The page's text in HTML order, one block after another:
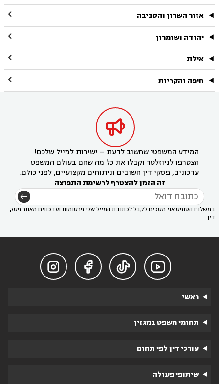
אזור השרון והסביבה 
יהודה ושומרון 
אילת 
חיפה והקריות 

המידע המשפטי שחשוב לדעת – ישירות למייל שלכם!
הצטרפו לניוזלטר וקבלו את כל מה שחם בעולם המשפט
עדכונים, פסקי דין חשובים וניתוחים מקצועיים, לפני כולם.
זה הזמן להצטרף לרשימת התפוצה
במשלוח הטופס אני מסכים לקבל לכתובת המייל שלי פרסומות ועדכונים מאתר פסק
דין




ראשי
תחומי משפט במגזין
עורכי דין לפי תחום
שיתופי פעולה